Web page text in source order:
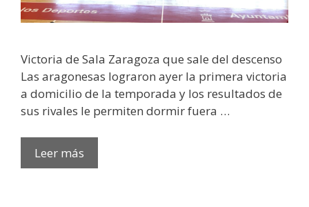
Victoria de Sala Zaragoza que sale del descenso
Las aragonesas lograron ayer la primera victoria
a domicilio de la temporada y los resultados de
sus rivales le permiten dormir fuera …
Leer más